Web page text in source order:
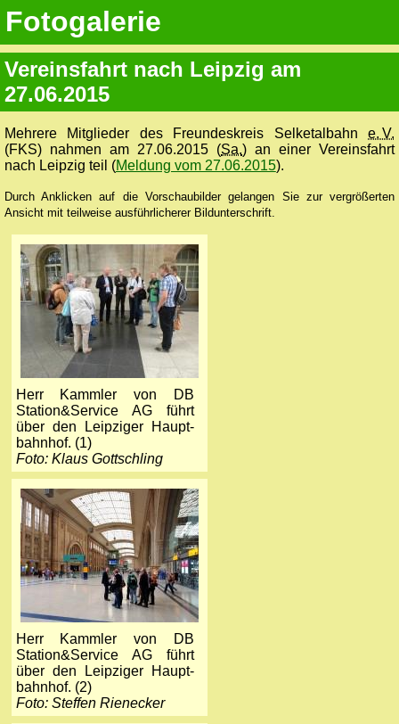
Fotogalerie
Vereinsfahrt nach Leipzig am
27.06.2015
Mehrere Mitglieder des Freundeskreis Selketalbahne. V.
(FKS) nahmen am 27.06.2015 (Sa.) an einer Vereinsfahrt
nach Leipzig teil (Meldung vom 27.06.2015).
Durch Anklicken auf die Vorschaubilder gelangen Sie zur vergrößerten
Ansicht mit teilweise ausführlicherer Bildunterschrift.
Herr Kammler von DB
Station&Service AG führt
über den Leipziger Haupt­
bahnhof. (1)
Foto: Klaus Gottschling
Herr Kammler von DB
Station&Service AG führt
über den Leipziger Haupt­
bahnhof. (2)
Foto: Steffen Rienecker